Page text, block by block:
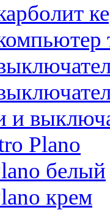
и
Plano
белый
крем